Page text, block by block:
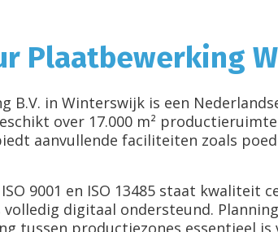
Plaatbewerking
B.V. in Winterswijk is een
over 17.000 m²
aanvullende faciliteiten zoals
9001 en ISO 13485 staat
digitaal ondersteund.
tussen productiezones essentieel